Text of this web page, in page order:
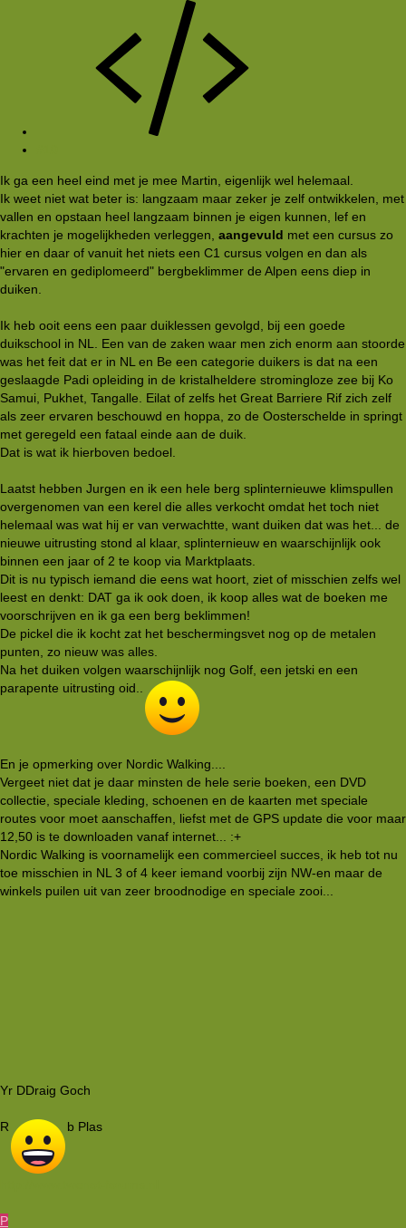
Ik ga een heel eind met je mee Martin, eigenlijk wel helemaal.
Ik weet niet wat beter is: langzaam maar zeker je zelf ontwikkelen, met
vallen en opstaan heel langzaam binnen je eigen kunnen, lef en
krachten je mogelijkheden verleggen, aangevuld met een cursus zo
hier en daar of vanuit het niets een C1 cursus volgen en dan als
"ervaren en gediplomeerd" bergbeklimmer de Alpen eens diep in
duiken.
Ik heb ooit eens een paar duiklessen gevolgd, bij een goede
duikschool in NL. Een van de zaken waar men zich enorm aan stoorde
was het feit dat er in NL en Be een categorie duikers is dat na een
geslaagde Padi opleiding in de kristalheldere stromingloze zee bij Ko
Samui, Pukhet, Tangalle. Eilat of zelfs het Great Barriere Rif zich zelf
als zeer ervaren beschouwd en hoppa, zo de Oosterschelde in springt
met geregeld een fataal einde aan de duik.
Dat is wat ik hierboven bedoel.
Laatst hebben Jurgen en ik een hele berg splinternieuwe klimspullen
overgenomen van een kerel die alles verkocht omdat het toch niet
helemaal was wat hij er van verwachtte, want duiken dat was het... de
nieuwe uitrusting stond al klaar, splinternieuw en waarschijnlijk ook
binnen een jaar of 2 te koop via Marktplaats.
Dit is nu typisch iemand die eens wat hoort, ziet of misschien zelfs wel
leest en denkt: DAT ga ik ook doen, ik koop alles wat de boeken me
voorschrijven en ik ga een berg beklimmen!
De pickel die ik kocht zat het beschermingsvet nog op de metalen
punten, zo nieuw was alles.
Na het duiken volgen waarschijnlijk nog Golf, een jetski en een
parapente uitrusting oid..
En je opmerking over Nordic Walking....
Vergeet niet dat je daar minsten de hele serie boeken, een DVD
collectie, speciale kleding, schoenen en de kaarten met speciale
routes voor moet aanschaffen, liefst met de GPS update die voor maar
12,50 is te downloaden vanaf internet... :+
Nordic Walking is voornamelijk een commercieel succes, ik heb tot nu
toe misschien in NL 3 of 4 keer iemand voorbij zijn NW-en maar de
winkels puilen uit van zeer broodnodige en speciale zooi...
Yr DDraig Goch
R b Plas
P